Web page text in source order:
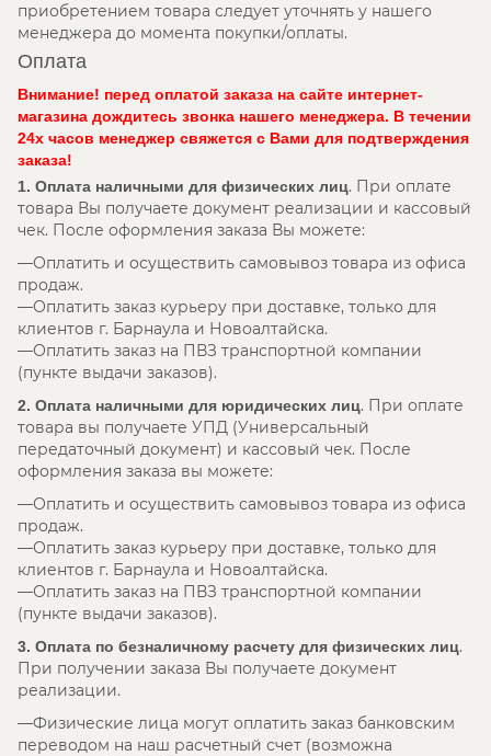
приобретением товара следует уточнять у нашего
менеджера до момента покупки/оплаты.
Оплата
Внимание! перед оплатой заказа на сайте интернет-
магазина дождитесь звонка нашего менеджера. В течении
24х часов менеджер свяжется с Вами для подтверждения
заказа!
1. Оплата наличными для физических лиц. При оплате
товара Вы получаете документ реализации и кассовый
чек. После оформления заказа Вы можете:
Оплатить и осуществить самовывоз товара из офиса
продаж.
Оплатить заказ курьеру при доставке, только для
клиентов г. Барнаула и Новоалтайска.
Оплатить заказ на ПВЗ транспортной компании
(пункте выдачи заказов).
2. Оплата наличными для юридических лиц. При оплате
товара вы получаете УПД (Универсальный
передаточный документ) и кассовый чек. После
оформления заказа вы можете:
Оплатить и осуществить самовывоз товара из офиса
продаж.
Оплатить заказ курьеру при доставке, только для
клиентов г. Барнаула и Новоалтайска.
Оплатить заказ на ПВЗ транспортной компании
(пункте выдачи заказов).
3. Оплата по безналичному расчету для физических лиц.
При получении заказа Вы получаете документ
реализации.
Физические лица могут оплатить заказ банковским
переводом на наш расчетный счет (возможна